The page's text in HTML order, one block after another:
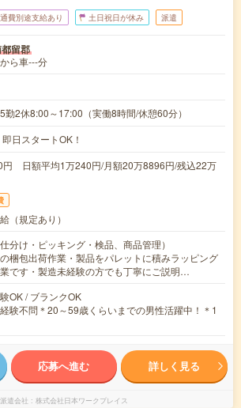
費別途支給あり 土日祝日が休み 派遣
留郡
ら車---分
5勤2休8:00～17:00（実働8時間/休憩60分）
即日スタートOK！
円 日額平均1万240円/月額20万8896円/残込22万
（規定あり）
分け・ピッキング・検品、商品管理）
梱包出荷作業・製品をパレットに積みラッピング
です・製造未経験の方でも丁寧にご説明…
OK / ブランクOK
験不問＊20～59歳くらいまでの男性活躍中！＊1
応募へ進む 詳しく見る
派遣会社 株式会社日本ワークプレイス